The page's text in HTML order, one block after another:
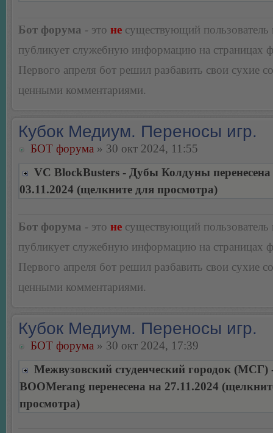
Бот форума - это не существующий пользователь
публикует служебную информацию на страницах
Первого апреля бот решил разбавить свои сухие
ценными комментариями.
Кубок Медиум. Переносы игр.
БОТ форума » 30 окт 2024, 11:55
VC BlockBusters - Дубы Колдуны перенесена
03.11.2024 (щелкните для просмотра)
Бот форума - это не существующий пользователь
публикует служебную информацию на страницах
Первого апреля бот решил разбавить свои сухие
ценными комментариями.
Кубок Медиум. Переносы игр.
БОТ форума » 30 окт 2024, 17:39
Межвузовский студенческий городок (МСГ)
BOOMerang перенесена на 27.11.2024
просмотра)